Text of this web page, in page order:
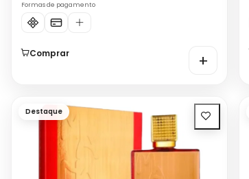
Formas de pagamento
Comprar +
Destaque